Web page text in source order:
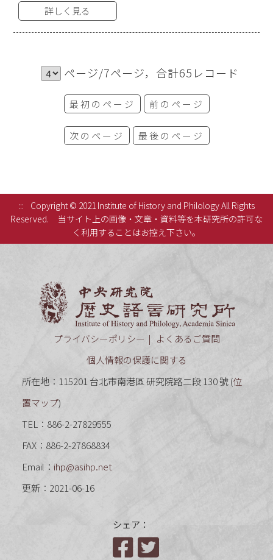
詳しく見る
ページ/7ページ，合計65レコード
最初のページ 前のページ
次のページ 最後のページ
:::
Copyright © 2021 Institute of History and Philology All Rights
Reserved.
当サイト上の画像・文章・資料等を本研究所の許可な
く利用することはお控え下さい。
プライバシーポリシー
よくあるご質問
個人情報の保護に関する
所在地：115201 台北市南港區 研究院路二段 130 號 (位
置マップ)
TEL：886-2-27829555
FAX：886-2-27868834
Email： ihp@asihp.net
更新：2021-06-16
シェア：
Facebook